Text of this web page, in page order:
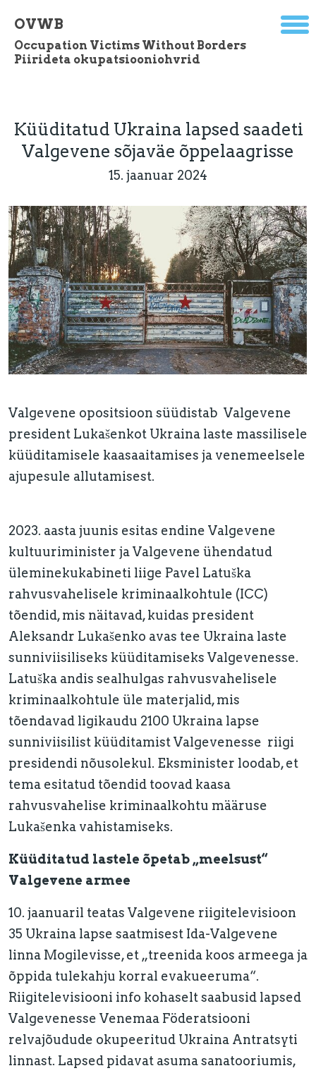
OVWB
Occupation Victims Without Borders
Piirideta okupatsiooniohvrid
Küüditatud Ukraina lapsed saadeti
Valgevene sõjaväe õppelaagrisse
15. jaanuar 2024
Valgevene opositsioon süüdistab Valgevene
president Lukašenkot Ukraina laste massilisele
küüditamisele kaasaaitamises ja venemeelsele
ajupesule allutamisest.
2023. aasta juunis esitas endine Valgevene
kultuuriminister ja Valgevene ühendatud
üleminekukabineti liige Pavel Latuška
rahvusvahelisele kriminaalkohtule (ICC)
tõendid, mis näitavad, kuidas president
Aleksandr Lukašenko avas tee Ukraina laste
sunniviisiliseks küüditamiseks Valgevenesse.
Latuška andis sealhulgas rahvusvahelisele
kriminaalkohtule üle materjalid, mis
tõendavad ligikaudu 2100 Ukraina lapse
sunniviisilist küüditamist Valgevenesse riigi
presidendi nõusolekul. Eksminister loodab, et
tema esitatud tõendid toovad kaasa
rahvusvahelise kriminaalkohtu määruse
Lukašenka vahistamiseks.
Küüditatud lastele õpetab „meelsust“
Valgevene armee
10. jaanuaril teatas Valgevene riigitelevisioon
35 Ukraina lapse saatmisest Ida-Valgevene
linna Mogilevisse, et „treenida koos armeega ja
õppida tulekahju korral evakueeruma“.
Riigitelevisiooni info kohaselt saabusid lapsed
Valgevenesse Venemaa Föderatsiooni
relvajõudude okupeeritud Ukraina Antratsyti
linnast. Lapsed pidavat asuma sanatooriumis,